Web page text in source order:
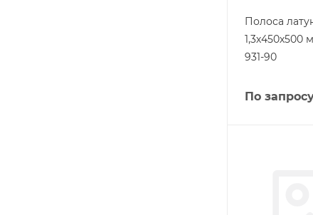
Полоса
1,3х450х500
931-90
По